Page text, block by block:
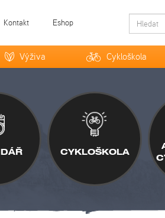
Kontakt Eshop
Výživa Cykloškola
CYKLOŠKOLA